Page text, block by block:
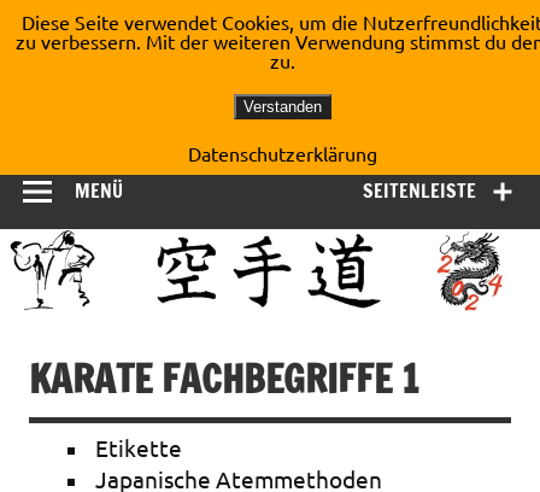
Inhalt
springen
Shotokan Karate Dojo
Kirchberg e.V.
SEITENLEISTE
MENÜ
KARATE FACHBEGRIFFE 1
Etikette
Japanische Atemmethoden
Diese Seite verwendet Cookies, um die
zu verbessern. Mit der weiteren Verwendung stimmst du
zu.
Verstanden
Datenschutzerklärung